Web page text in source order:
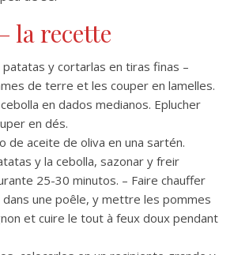
la recette
patatas y cortarlas en tiras finas –
de terre et les couper en lamelles.
en dados medianos. Eplucher
en dés.
de aceite de oliva en una sartén.
y la cebolla, sazonar y freir
25-30 minutos. – Faire chauffer
dans une poêle, y mettre les pommes
et cuire le tout à feux doux pendant